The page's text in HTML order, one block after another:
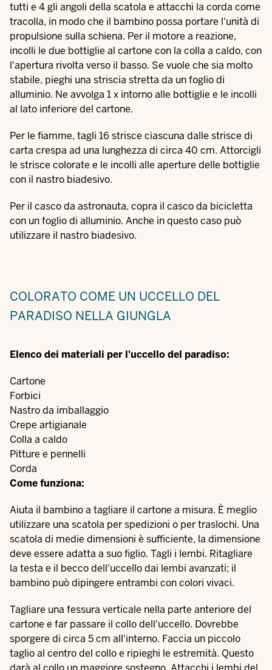
tutti e 4 gli angoli della scatola e attacchi la corda come
tracolla, in modo che il bambino possa portare l'unità di
propulsione sulla schiena. Per il motore a reazione,
incolli le due bottiglie al cartone con la colla a caldo, con
l'apertura rivolta verso il basso. Se vuole che sia molto
stabile, pieghi una striscia stretta da un foglio di
alluminio. Ne avvolga 1 x intorno alle bottiglie e le incolli
al lato inferiore del cartone.
Per le fiamme, tagli 16 strisce ciascuna dalle strisce di
carta crespa ad una lunghezza di circa 40 cm. Attorcigli
le strisce colorate e le incolli alle aperture delle bottiglie
con il nastro biadesivo.
Per il casco da astronauta, copra il casco da bicicletta
con un foglio di alluminio. Anche in questo caso può
utilizzare il nastro biadesivo.
COLORATO COME UN UCCELLO DEL
PARADISO NELLA GIUNGLA
Elenco dei materiali per l'uccello del paradiso:
Cartone
Forbici
Nastro da imballaggio
Crepe artigianale
Colla a caldo
Pitture e pennelli
Corda
Come funziona:
Aiuta il bambino a tagliare il cartone a misura. È meglio
utilizzare una scatola per spedizioni o per traslochi. Una
scatola di medie dimensioni è sufficiente, la dimensione
deve essere adatta a suo figlio. Tagli i lembi. Ritagliare
la testa e il becco dell'uccello dai lembi avanzati; il
bambino può dipingere entrambi con colori vivaci.
Tagliare una fessura verticale nella parte anteriore del
cartone e far passare il collo dell'uccello. Dovrebbe
sporgere di circa 5 cm all'interno. Faccia un piccolo
taglio al centro del collo e ripieghi le estremità. Questo